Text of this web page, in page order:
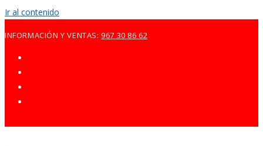
Ir al contenido
INFORMACIÓN Y VENTAS:967 30 86 62